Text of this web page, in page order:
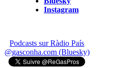
Instagram
Podcasts sur Ràdio País
@gasconha.com (Bluesky)